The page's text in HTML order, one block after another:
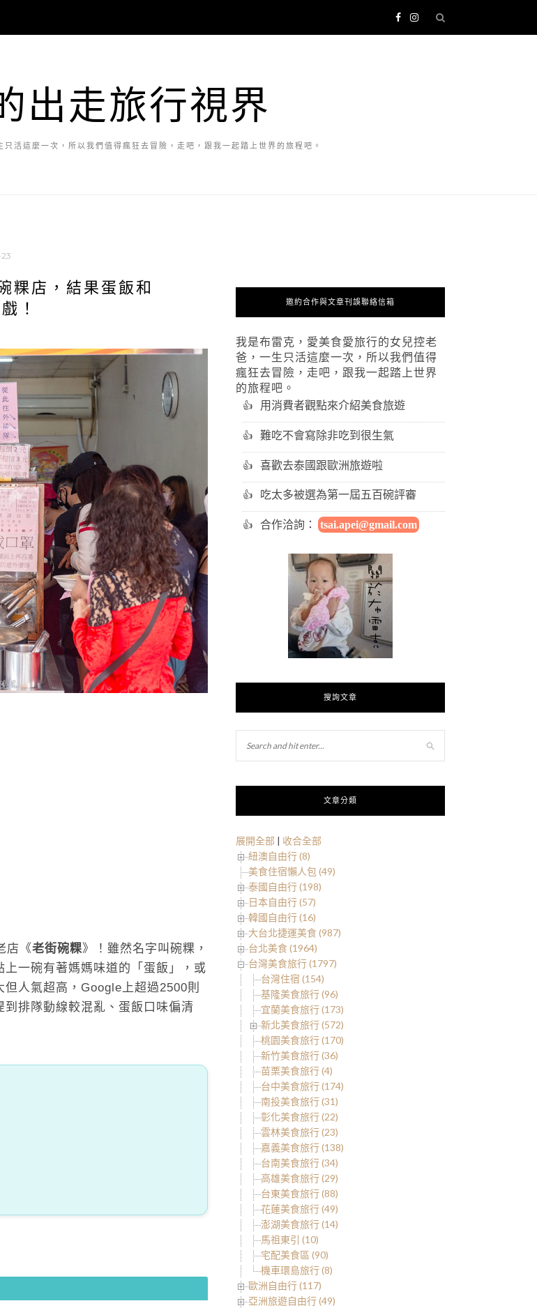
出走旅行視界
活這麼一次，所以我們值得瘋狂去冒險，走吧，跟我一起踏上世界的旅程吧。
粿店，結果蛋飯和
！
店《老街碗粿》！雖然名字叫碗粿，
上一碗有著媽媽味道的「蛋飯」，或
但人氣超高，Google上超過2500則
排隊動線較混亂、蛋飯口味偏清
邀約合作與文章刊誤聯絡信箱
我是布雷克，愛美食愛旅行的女兒控老
爸，一生只活這麼一次，所以我們值得
瘋狂去冒險，走吧，跟我一起踏上世界
的旅程吧。
用消費者觀點來介紹美食旅遊
難吃不會寫除非吃到很生氣
喜歡去泰國跟歐洲旅遊啦
吃太多被選為第一屆五百碗評審
合作洽詢： tsai.apei@gmail.com
搜詢文章
文章分類
展開全部 | 收合全部
紐澳自由行 (8)
美食住宿懶人包 (49)
泰國自由行 (198)
日本自由行 (57)
韓國自由行 (16)
大台北捷運美食 (987)
台北美食 (1964)
台灣美食旅行 (1797)
台灣住宿 (154)
基隆美食旅行 (96)
宜蘭美食旅行 (173)
新北美食旅行 (572)
桃園美食旅行 (170)
新竹美食旅行 (36)
苗栗美食旅行 (4)
台中美食旅行 (174)
南投美食旅行 (31)
彰化美食旅行 (22)
雲林美食旅行 (23)
嘉義美食旅行 (138)
台南美食旅行 (34)
高雄美食旅行 (29)
台東美食旅行 (88)
花蓮美食旅行 (49)
澎湖美食旅行 (14)
馬祖東引 (10)
宅配美食區 (90)
機車環島旅行 (8)
歐洲自由行 (117)
亞洲旅遊自由行 (49)